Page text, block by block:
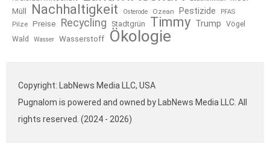
Müll
Nachhaltigkeit Osterode Ozean Pestizide PFAS
Pilze Preise Recycling Stadtgrün Timmy Trump
Vögel
Wald
Wasser Wasserstoff Ökologie
Copyright: LabNews Media LLC, USA
Pugnalom is powered and owned by LabNews Media LLC. All
rights reserved. (2024 - 2026)